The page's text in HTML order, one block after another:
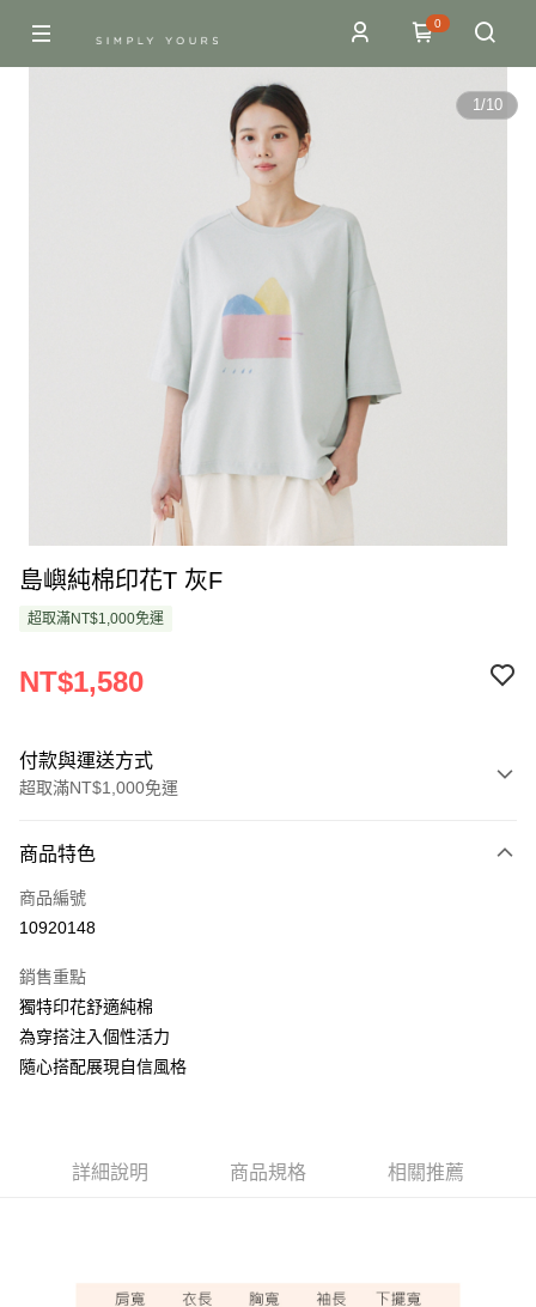
0
1/10
島嶼純棉印花T 灰F
超取滿NT$1,000免運
NT$1,580
付款與運送方式
超取滿NT$1,000免運
信用卡一次付款
超商取貨付款
Apple Pay
悠遊付
全家取貨付款
每筆NT$60，滿NT$1,000(含以上)免運費
商品特色
商品編號
10920148
銷售重點
獨特印花舒適純棉
為穿搭注入個性活力
隨心搭配展現自信風格
詳細說明 商品規格 相關推薦